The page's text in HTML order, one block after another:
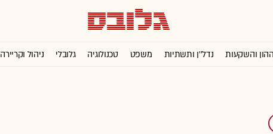
והשקעות נדל''ן ותשתיות משפט טכנולוגיה גלובלי ניהול וקריירה